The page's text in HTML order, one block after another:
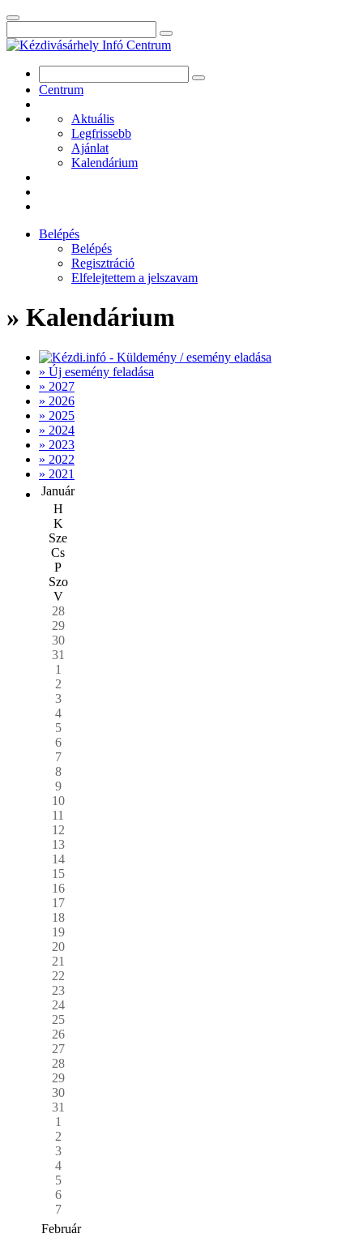
Centrum
Aktuális
Legfrissebb
Ajánlat
Kalendárium
Belépés
Belépés
Regisztráció
Elfelejtettem a jelszavam
» Kalendárium
» Új esemény feladása
» 2027
» 2026
» 2025
» 2024
» 2023
» 2022
» 2021
Január
H
K
Sze
Cs
P
Szo
V
28
29
30
31
1
2
3
4
5
6
7
8
9
10
11
12
13
14
15
16
17
18
19
20
21
22
23
24
25
26
27
28
29
30
31
1
2
3
4
5
6
7
Február